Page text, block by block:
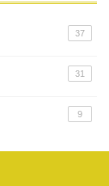
37
31
9